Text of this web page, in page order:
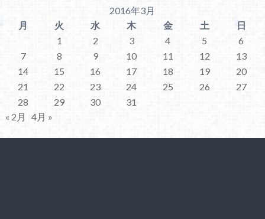
2016年3月
月
火 水 木 金 土
日
1
2 3 4 5
6
7
8 9 10 11 12
13
14
15 16 17 18 19
20
21
22 23 24 25 26
27
28
29 30
31
« 2月
4月 »